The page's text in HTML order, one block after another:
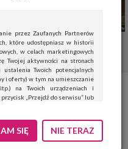
przez Zaufanych Partnerów
które udostępniasz w historii
w celach marketingowych
Twojej aktywności na stronach
Twoich potencjalnych
i oferty) w tym na umieszczanie
na Twoich urządzeniach i
„Przejdź do serwisu” lub
teraz”.
edytować zakres zgody, w tym
SIĘ NIE TERAZ
limuzynę
MĘŻCZYZNA
29 marca 2018